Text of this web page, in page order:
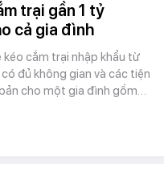
trại gần 1 tỷ
cả gia đình
kéo cắm trại nhập khẩu từ
có đủ không gian và các tiện
cho một gia đình gồm…